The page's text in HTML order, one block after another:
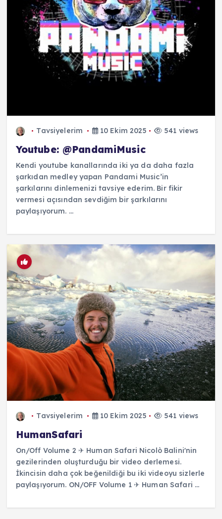
Tavsiyelerim 10 Ekim 2025 541 views
Youtube: @PandamiMusic
Kendi youtube kanallarında iki ya da daha fazla
şarkıdan medley yapan Pandami Music’in
şarkılarını dinlemenizi tavsiye ederim. Bir fikir
vermesi açısından sevdiğim bir şarkılarını
paylaşıyorum. ...
Tavsiyelerim 10 Ekim 2025 541 views
HumanSafari
On/Off Volume 2 ✈ Human Safari Nicolò Balini'nin
gezilerinden oluşturduğu bir video derlemesi.
İkincisin daha çok beğenildiği bu iki videoyu sizlerle
paylaşıyorum. ON/OFF Volume 1 ✈ Human Safari ...